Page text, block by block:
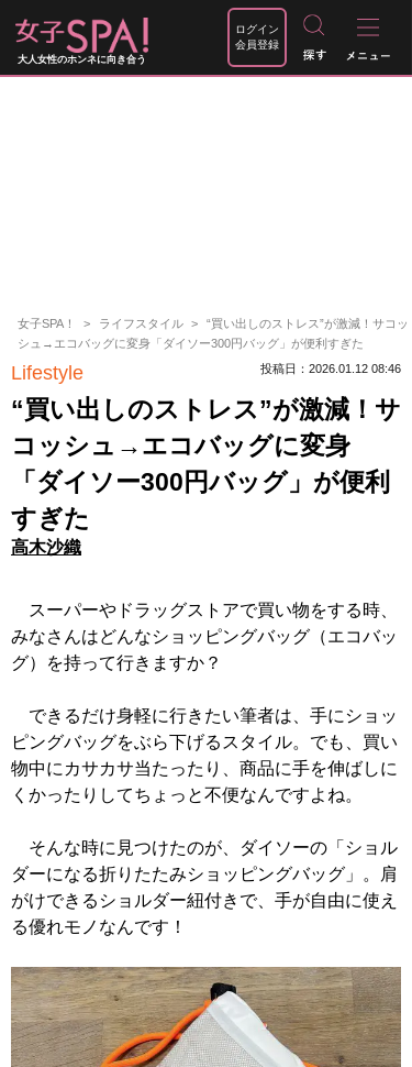
大人女性のホンネに向き合う
ログイン
会員登録
女子SPA！ ライフスタイル
“買い出しのストレス”が激減！サコッ
シュ→エコバッグに変身「ダイソー300円バッグ」が便利すぎた
Lifestyle 投稿日：2026.01.12 08:46
“買い出しのストレス”が激減！サ
コッシュ→エコバッグに変身
「ダイソー300円バッグ」が便利
すぎた
高木沙織
スーパーやドラッグストアで買い物をする時、
みなさんはどんなショッピングバッグ（エコバッ
グ）を持って行きますか？
できるだけ身軽に行きたい筆者は、手にショッ
ピングバッグをぶら下げるスタイル。でも、買い
物中にカサカサ当たったり、商品に手を伸ばしに
くかったりしてちょっと不便なんですよね。
そんな時に見つけたのが、ダイソーの「ショル
ダーになる折りたたみショッピングバッグ」。肩
がけできるショルダー紐付きで、手が自由に使え
る優れモノなんです！